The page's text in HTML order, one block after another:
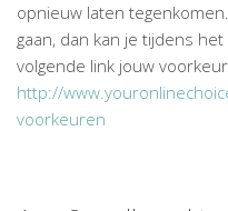
opnieuw laten
gaan, dan kan je tijdens
volgende link jouw
http://
voorkeuren